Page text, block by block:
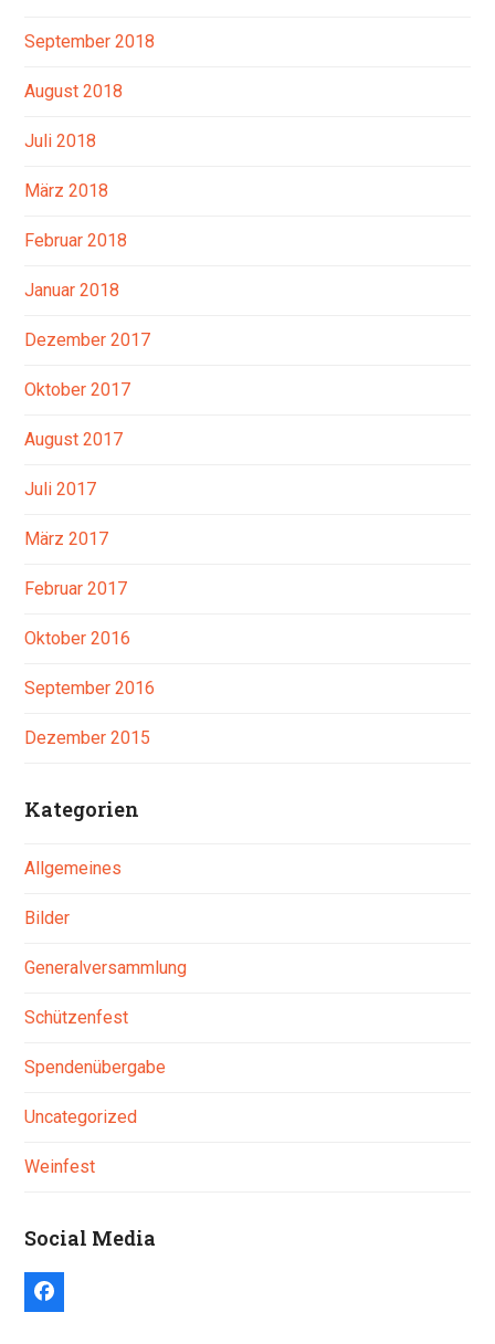
September 2018
August 2018
Juli 2018
März 2018
Februar 2018
Januar 2018
Dezember 2017
Oktober 2017
August 2017
Juli 2017
März 2017
Februar 2017
Oktober 2016
September 2016
Dezember 2015
Kategorien
Allgemeines
Bilder
Generalversammlung
Schützenfest
Spendenübergabe
Uncategorized
Weinfest
Social Media
Facebook